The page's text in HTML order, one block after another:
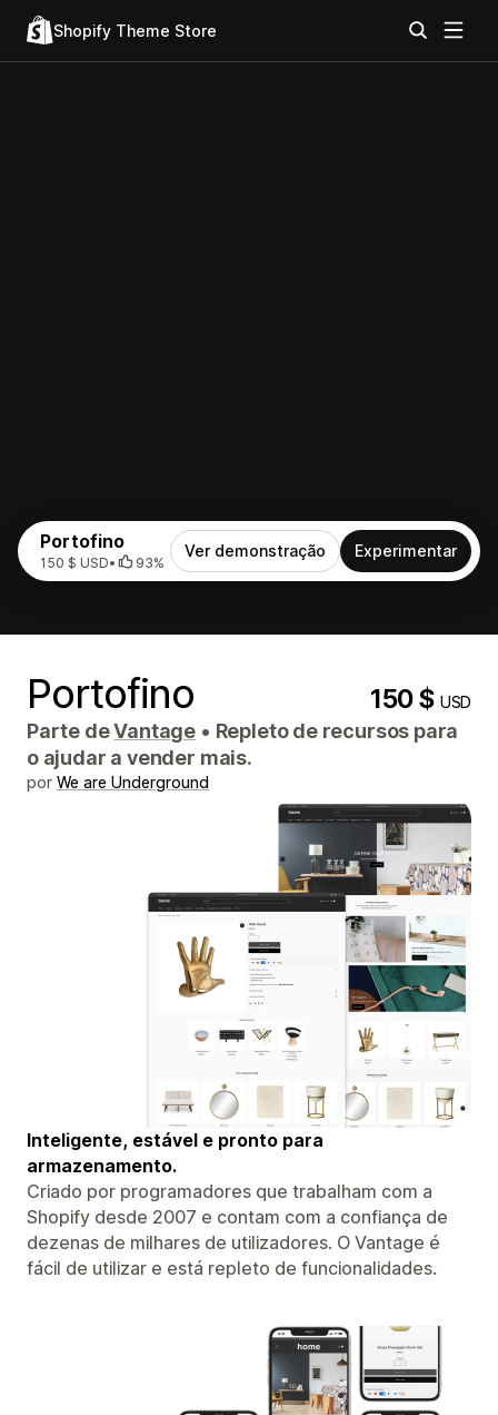
Shopify Theme Store
Portofino
150 $ USD• 93%
Ver demonstração Experimentar
Portofino 150 $USD
Parte deVantage • Repleto de recursos para
o ajudar a vender mais.
por We are Underground
Inteligente, estável e pronto para
armazenamento.
Criado por programadores que trabalham com a
Shopify desde 2007 e contam com a confiança de
dezenas de milhares de utilizadores. O Vantage é
fácil de utilizar e está repleto de funcionalidades.